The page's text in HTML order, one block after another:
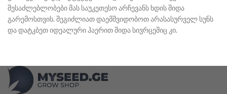
შესაძლებლობები მას საუკეთესო არჩევანს ხდის შიდა
გარემოსთვის. შეგიძლიათ დაემშვიდობოთ არასასურველ სუნს
და დატკბეთ იდეალური ჰაერით შიდა სივრცეშიც კი.